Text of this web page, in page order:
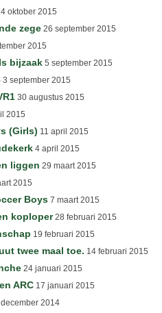
oktober 2015
zege 26 september 2015
2015
bijzaak 5 september 2015
3 september 2015
30 augustus 2015
2015
(Girls) 11 april 2015
4 april 2015
liggen 29 maart 2015
2015
Boys 7 maart 2015
koploper28 februari 2015
19 februari 2015
twee maal toe. 14 februari 2015
24 januari 2015
ARC 17 januari 2015
2014